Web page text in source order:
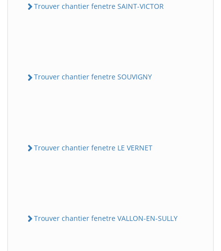
Trouver chantier fenetre SAINT-VICTOR
Trouver chantier fenetre SOUVIGNY
Trouver chantier fenetre LE VERNET
Trouver chantier fenetre VALLON-EN-SULLY